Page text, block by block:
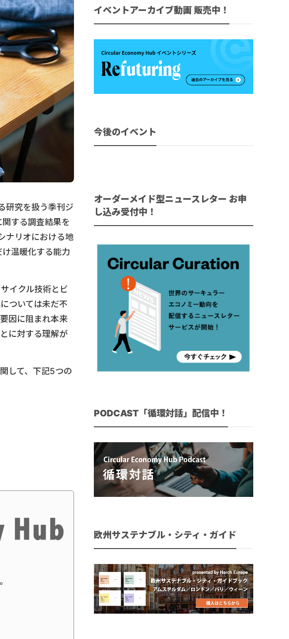
研究を扱う季刊ジ
する調査結果を
ナリオにおける地
温暖化する能力
イクル技術とビ
ついては未だ不
因に阻まれ本来
に対する理解が
して、下記5つの
イベントアーカイブ動画 販売中！
今後のイベント
オーダーメイド型ニュースレター お申
し込み受付中！
PODCAST「循環対話」配信中！
欧州サステナブル・シティ・ガイド